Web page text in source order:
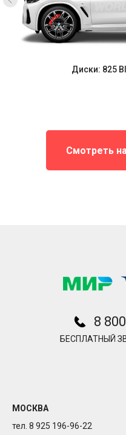
Диски: 825
Смотреть
8
БЕСПЛАТНЫЙ
МОСКВА
тел. 8 925 196-96-22